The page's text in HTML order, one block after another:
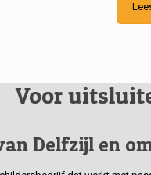
Voor
Delfzijl en